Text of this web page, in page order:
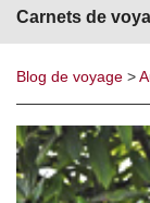
Carnets de
Blog de voyage >